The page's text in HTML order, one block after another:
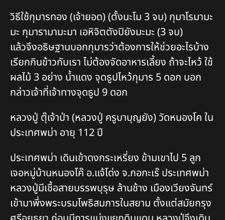
วิธีใช้กุมารทอง (เจ้ายอด) (ตั้งนะโม 3 จบ) กุมาโรมามะ
มะ กุมารามามะมา เอหิจิตตังปิยังมะมะ (3 จบ)
แล้วจึงอธิษฐานบอกกุมารว่าต้องการให้ช่วยอะไรบ้าง
เรียกกินข้าวกับเรา ไม่ต้องจัดอาหารเลี้ยง ถ้าจะไหว้ ใช้
ผลไม้ 3 อย่าง น้ำแดง จุดธูปไหว้กุมาร 5 ดอก บอก
กล่าวเจ้าที่เจ้าทางจุดธูป 9 ดอก
หลวงปู่ ตุ๊เจ้าป่า (หลวงปู่ ครูบาบุญยัง) วัดหนองโค ใน
ประเทศพม่า อายุ 112 ปี
ประเทศพม่า เดินเข้าดงกระเหรี่ยง ข้ามเขาไป 5 ลูก
เจอหมู่บ้านหนองโค๊ อ.แจ้โด่ง จ.กอกะเร๊ ประเทศพม่า
หลวงปู่มีเชื้อสายบรรพบุรุษ ล้านช้าง เมืองเวียงจันทร์
เข้ามาพึ่งพระบรมโพธิสมภารในสยาม ตั้งแต่สมัยกรุง